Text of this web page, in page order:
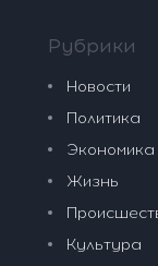
Рубрики
Новости
Политика
Экономика
Жизнь
Культура